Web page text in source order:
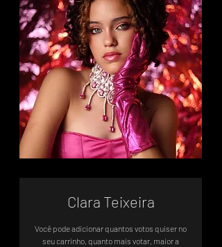
Clara Teixeira
Você pode adicionar quantos votos quiser no
seu carrinho, quanto mais votar, maior a